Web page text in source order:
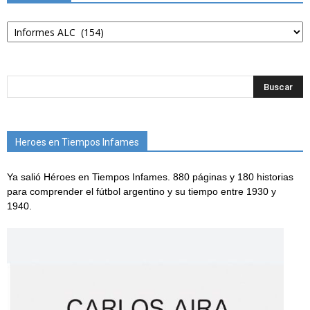
Categorías
Heroes en Tiempos Infames
Ya salió Héroes en Tiempos Infames. 880 páginas y 180 historias
para comprender el fútbol argentino y su tiempo entre 1930 y
1940.